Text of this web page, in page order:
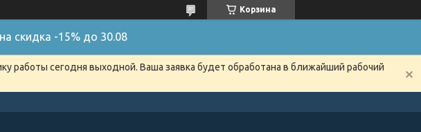
Корзина
скидка -15% до 30.08
работы сегодня выходной. Ваша заявка будет обработана в ближайший рабочий